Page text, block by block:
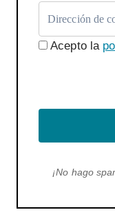
Acepto la
¡No hago